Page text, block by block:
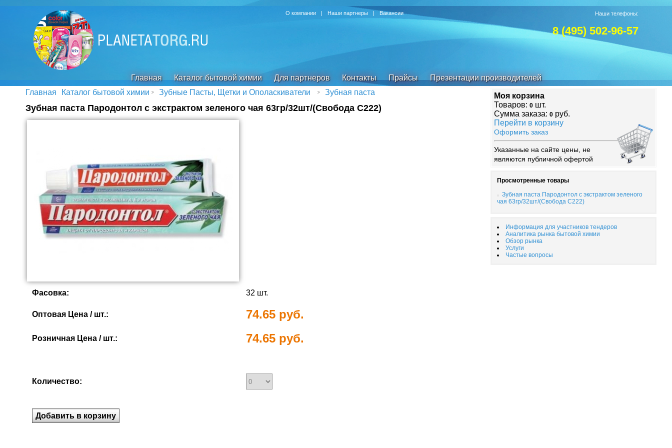
Наши телефоны:
8 (495) 502-96-57
О компании | Наши партнеры | Вакансии
Главная Каталог бытовой химии Для партнеров Контакты Прайсы
Презентации производителей
Главная
Каталог бытовой химии Зубные Пасты, Щетки и Ополаскиватели Зубная паста
Зубная паста Пародонтол с экстрактом зеленого чая 63гр/32шт/(Свобода С222)
Фасовка: 32 шт.
Оптовая Цена / шт.: 74.65 руб.
Розничная Цена / шт.: 74.65 руб.
Количество:
Моя корзина
Товаров: 0 шт.
Сумма заказа: 0 руб.
Перейти в корзину
Оформить заказ
Указанные на сайте цены, не
являются публичной офертой
Просмотренные товары
Зубная паста Пародонтол с экстрактом зеленого
чая 63гр/32шт/(Свобода С222)
Информация для участников тендеров
Аналитика рынка бытовой химии
Обзор рынка
Услуги
Частые вопросы